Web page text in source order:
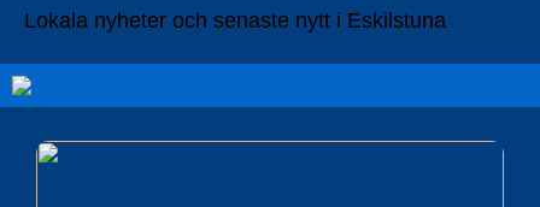
Lokala nyheter och senaste nytt i Eskilstuna